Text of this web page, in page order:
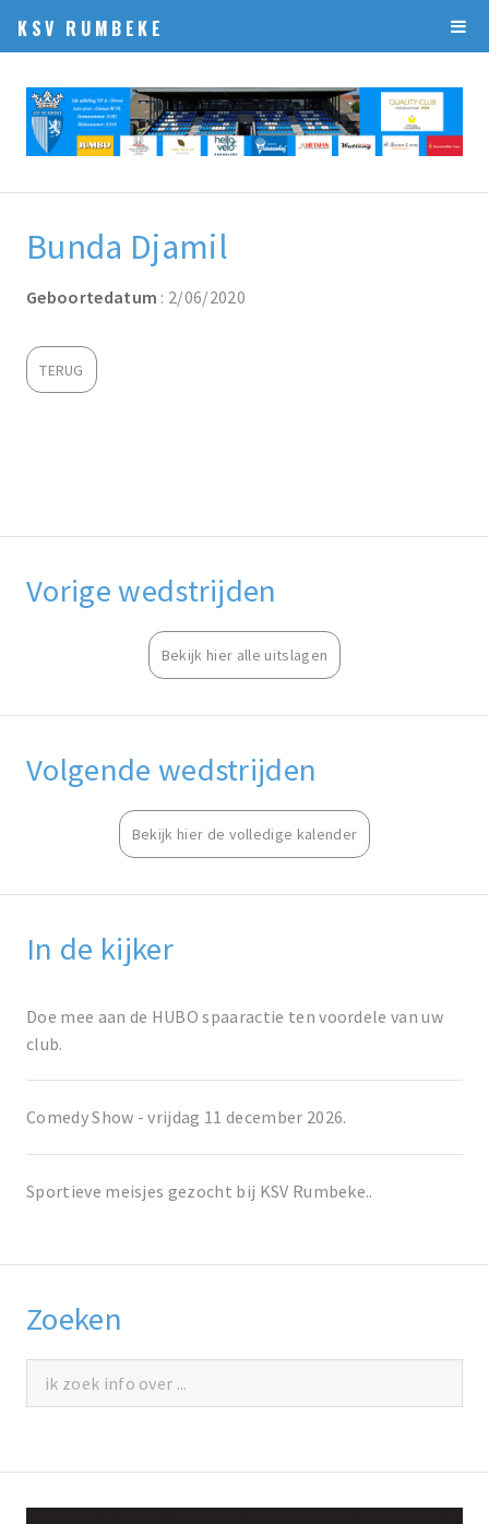
KSV RUMBEKE
Bunda Djamil
Geboortedatum : 2/06/2020
TERUG
Vorige wedstrijden
Bekijk hier alle uitslagen
Volgende wedstrijden
Bekijk hier de volledige kalender
In de kijker
Doe mee aan de HUBO spaaractie ten voordele van uw
club.
Comedy Show - vrijdag 11 december 2026.
Sportieve meisjes gezocht bij KSV Rumbeke..
Zoeken